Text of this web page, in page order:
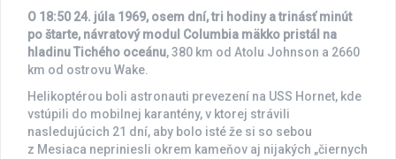
O 18:50 24. júla 1969, osem dní, tri hodiny a trinásť minút
po štarte, návratový modul Columbia mäkko pristál na
hladinu Tichého oceánu, 380 km od Atolu Johnson a 2660
km od ostrovu Wake.
Helikoptérou boli astronauti prevezení na USS Hornet, kde
vstúpili do mobilnej karantény, v ktorej strávili
nasledujúcich 21 dní, aby bolo isté že si so sebou
z Mesiaca nepriniesli okrem kameňov aj nijakých „čiernych